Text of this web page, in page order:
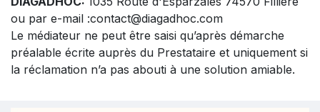
ou par e-mail :contact@diagadhoc.com
Le médiateur ne peut être saisi qu’après démarche
préalable écrite auprès du Prestataire et uniquement si
la réclamation n’a pas abouti à une solution amiable.